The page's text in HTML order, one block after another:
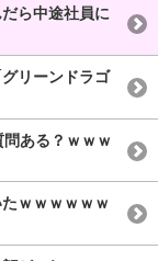
ら中途社員に
リーンドラゴ
ある？ｗｗｗ
ｗｗｗｗｗｗ